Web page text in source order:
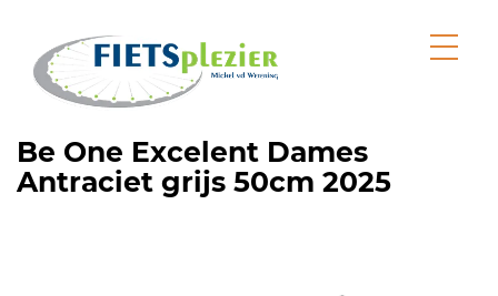
Be One Excelent Dames
Antraciet grijs 50cm 2025